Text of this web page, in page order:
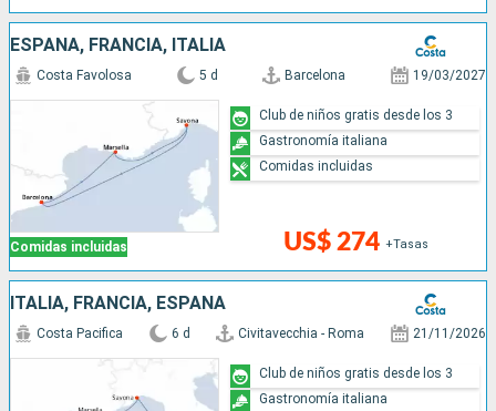
ESPAÑA, FRANCIA, ITALIA
Comidas incluidas
Costa Favolosa 5 d Barcelona 19/03/2027
US$ 274 +Tasas
Club de niños gratis desde los 3
Gastronomía italiana
Comidas incluidas
ITALIA, FRANCIA, ESPAÑA
Costa Pacifica 6 d Civitavecchia - Roma 21/11/2026
Club de niños gratis desde los 3
Gastronomía italiana